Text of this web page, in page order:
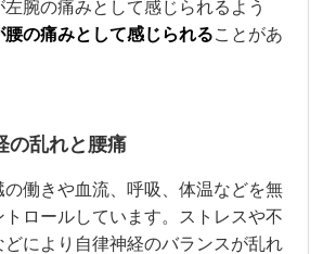
腕の痛みとして感じられるよう
腰の痛みとして感じられることがあ
の乱れと腰痛
の働きや血流、呼吸、体温などを無
ロールしています。ストレスや不
どにより自律神経のバランスが乱れ